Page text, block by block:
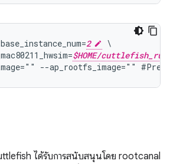
2
\
$HOME/
ได้รับการสนับสนุนโดย rootcanal